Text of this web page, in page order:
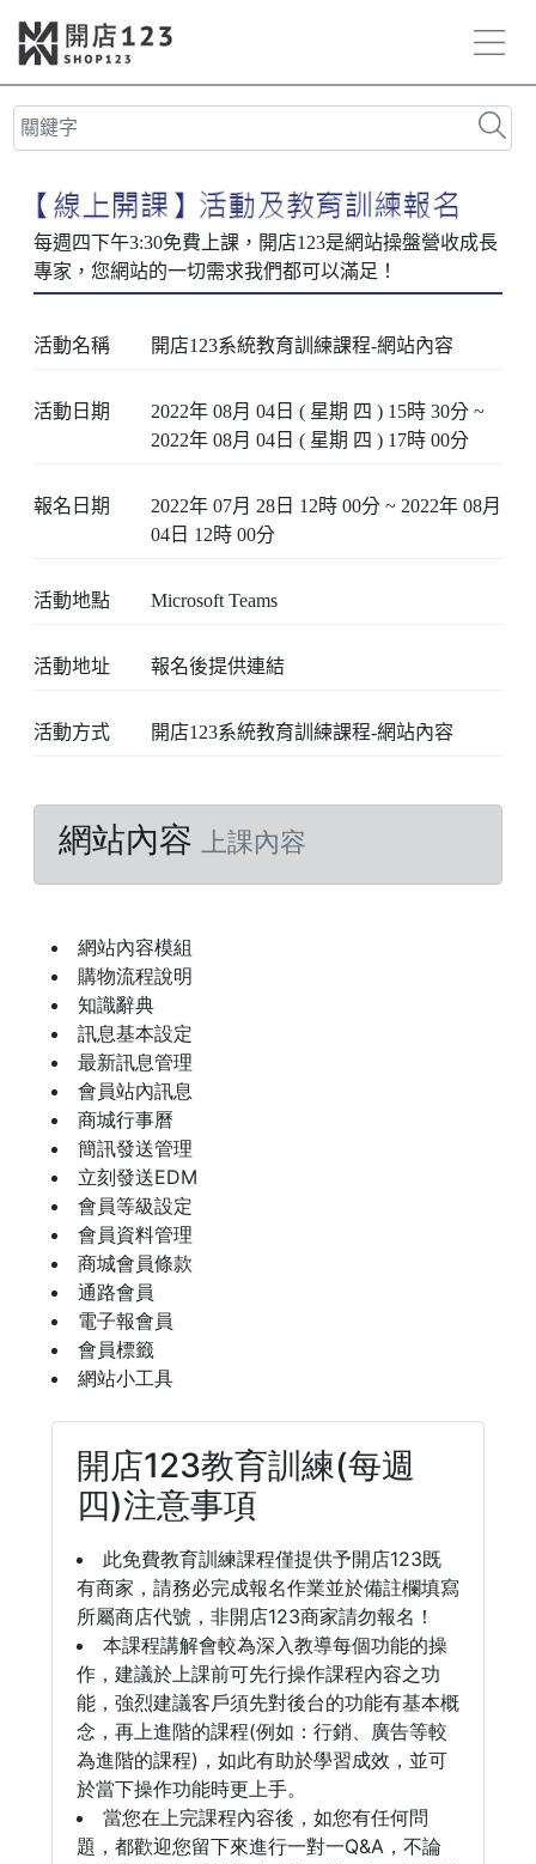
活動名稱 開店123系統教育訓練課程-網站內容
活動日期
2022年 08月 04日 ( 星期 四 ) 15時 30分 ~
2022年 08月 04日 ( 星期 四 ) 17時 00分
報名日期
2022年 07月 28日 12時 00分 ~ 2022年 08月
04日 12時 00分
活動地點 Microsoft Teams
活動地址 報名後提供連結
活動方式 開店123系統教育訓練課程-網站內容